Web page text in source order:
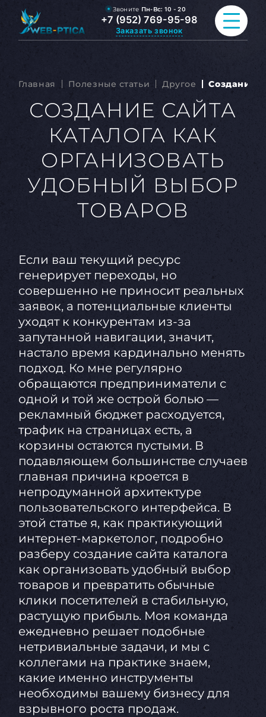
Звоните Пн-Вс: 10 - 20
+7 (952) 769-95-98
Заказать звонок
РАЗРАБОТКА САЙТА
ВСЕ УСЛУГИ
ПОРТФОЛИО
ОБО МНЕ
Главная Полезные статьи Другое Создание
СОЗДАНИЕ САЙТА
КАТАЛОГА КАК
ОРГАНИЗОВАТЬ
УДОБНЫЙ ВЫБОР
ТОВАРОВ
Если ваш текущий ресурс
генерирует переходы, но
совершенно не приносит реальных
заявок, а потенциальные клиенты
уходят к конкурентам из-за
запутанной навигации, значит,
настало время кардинально менять
подход. Ко мне регулярно
обращаются предприниматели с
одной и той же острой болью —
рекламный бюджет расходуется,
трафик на страницах есть, а
корзины остаются пустыми. В
подавляющем большинстве случаев
главная причина кроется в
непродуманной архитектуре
пользовательского интерфейса. В
этой статье я, как практикующий
интернет-маркетолог, подробно
разберу создание сайта каталога
как организовать удобный выбор
товаров и превратить обычные
клики посетителей в стабильную,
растущую прибыль. Моя команда
ежедневно решает подобные
нетривиальные задачи, и мы с
коллегами на практике знаем,
какие именно инструменты
необходимы вашему бизнесу для
взрывного роста продаж.